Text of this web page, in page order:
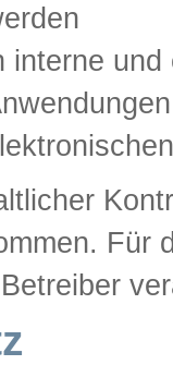
interne
Für